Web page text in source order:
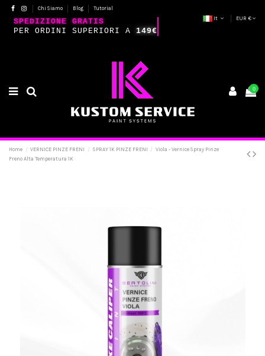
Chi Siamo Blog Tutorial
SPEDIZIONE GRATIS
PER ORDINI SUPERIORI A 149€
It EUR €
0
Home VERNICE PINZE FRENI SPRAY 1K PINZE FRENI
Viola - Vernice Spray Pinze
Freno Alta Temperatura 1K